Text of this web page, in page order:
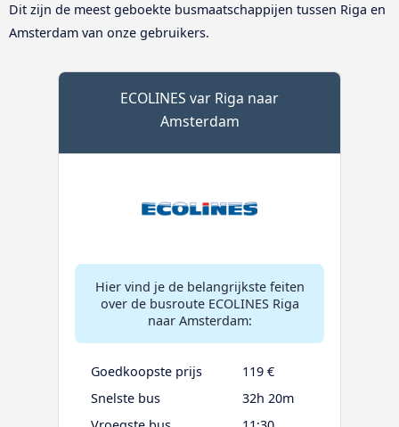
Dit zijn de meest geboekte busmaatschappijen tussen Riga en
Amsterdam van onze gebruikers.
ECOLINES var Riga naar
Amsterdam
Hier vind je de belangrijkste feiten
over de busroute ECOLINES Riga
naar Amsterdam:
Goedkoopste prijs
119 €
Snelste bus
32h 20m